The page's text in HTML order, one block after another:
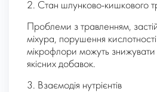
2. Стан шлунково-кишкового
Проблеми з травленням,
міхура, порушення
мікрофлори можуть знижувати
якісних добавок.
3. Взаємодія нутрієнтів